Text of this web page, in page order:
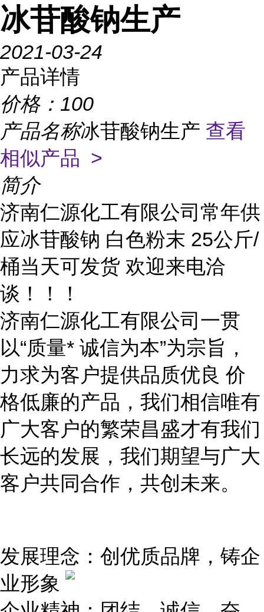
冰苷酸钠生产
2021-03-24
产品详情
价格： 100
产品名称冰苷酸钠生产 查看
相似产品 >
简介
济南仁源化工有限公司常年供
应冰苷酸钠 白色粉末 25公斤/
桶当天可发货 欢迎来电洽
谈！！！
济南仁源化工有限公司一贯
以“质量* 诚信为本”为宗旨，
力求为客户提供品质优良 价
格低廉的产品，我们相信唯有
广大客户的繁荣昌盛才有我们
长远的发展，我们期望与广大
客户共同合作，共创未来。
发展理念：创优质品牌，铸企
业形象